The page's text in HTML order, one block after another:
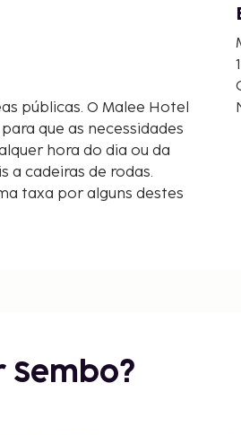
públicas. O Malee Hotel
que as necessidades
hora do dia ou da
a cadeiras de rodas.
taxa por alguns destes
Sembo?